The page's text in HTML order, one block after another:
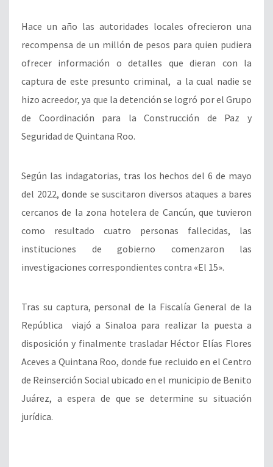
Hace un año las autoridades locales ofrecieron una
recompensa de un millón de pesos para quien pudiera
ofrecer información o detalles que dieran con la
captura de este presunto criminal, a la cual nadie se
hizo acreedor, ya que la detención se logró por el Grupo
de Coordinación para la Construcción de Paz y
Seguridad de Quintana Roo.
Según las indagatorias, tras los hechos del 6 de mayo
del 2022, donde se suscitaron diversos ataques a bares
cercanos de la zona hotelera de Cancún, que tuvieron
como resultado cuatro personas fallecidas, las
instituciones de gobierno comenzaron las
investigaciones correspondientes contra «El 15».
Tras su captura, personal de la Fiscalía General de la
República viajó a Sinaloa para realizar la puesta a
disposición y finalmente trasladar Héctor Elías Flores
Aceves a Quintana Roo, donde fue recluido en el Centro
de Reinserción Social ubicado en el municipio de Benito
Juárez, a espera de que se determine su situación
jurídica.